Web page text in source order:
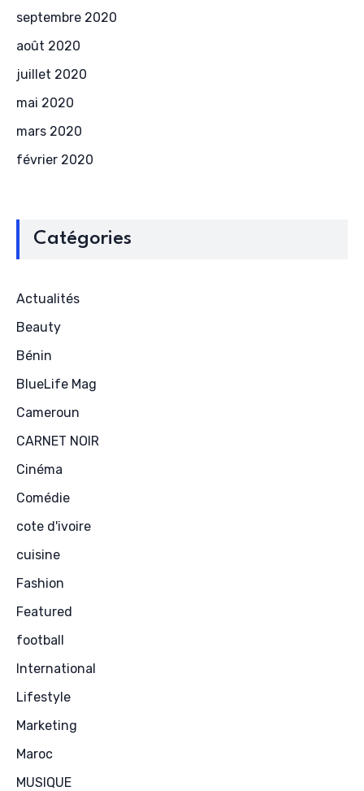
septembre 2020
août 2020
juillet 2020
mai 2020
mars 2020
février 2020
Catégories
Actualités
Beauty
Bénin
BlueLife Mag
Cameroun
CARNET NOIR
Cinéma
Comédie
cote d'ivoire
cuisine
Fashion
Featured
football
International
Lifestyle
Marketing
Maroc
MUSIQUE